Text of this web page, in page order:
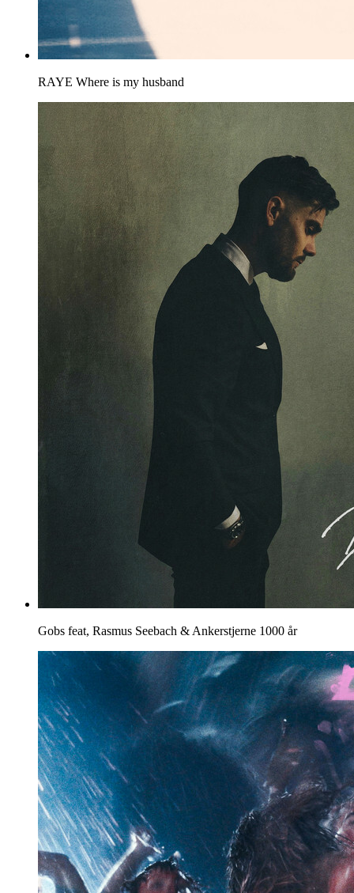
RAYE Where is my husband
Gobs feat, Rasmus Seebach & Ankerstjerne 1000 år